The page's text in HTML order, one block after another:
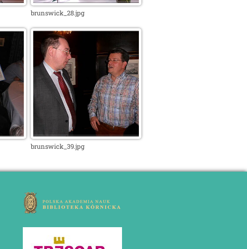
brunswick_28.jpg
brunswick_39.jpg